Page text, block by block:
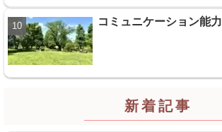
コミュニケーション能力
新着記事